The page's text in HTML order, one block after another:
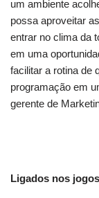
um ambiente
possa aproveitar
entrar no clima da
em uma
facilitar a rotina de
programação em
gerente de
Ligados nos